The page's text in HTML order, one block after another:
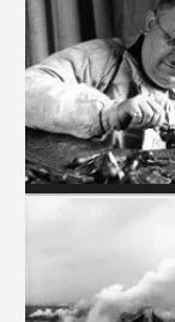
TRANSHUMANCE